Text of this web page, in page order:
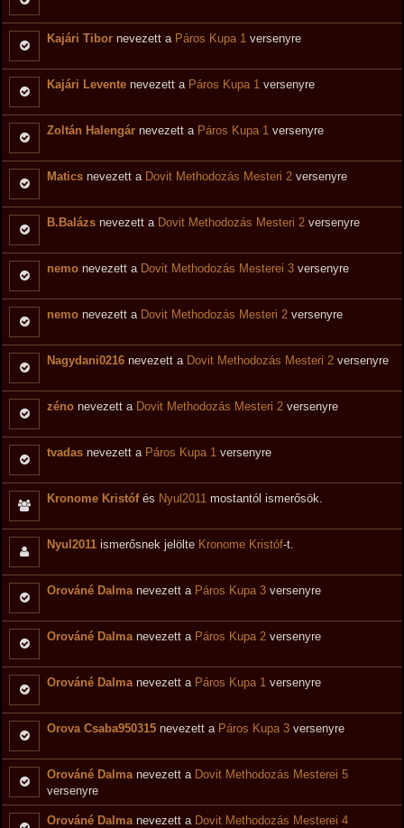
Kajári Tibor nevezett a Páros Kupa 1 versenyre
Kajári Levente nevezett a Páros Kupa 1 versenyre
Zoltán Halengár nevezett a Páros Kupa 1 versenyre
Matics nevezett a Dovit Methodozás Mesteri 2 versenyre
B.Balázs nevezett a Dovit Methodozás Mesteri 2 versenyre
nemo nevezett a Dovit Methodozás Mesterei 3 versenyre
nemo nevezett a Dovit Methodozás Mesteri 2 versenyre
Nagydani0216 nevezett a Dovit Methodozás Mesteri 2 versenyre
zéno nevezett a Dovit Methodozás Mesteri 2 versenyre
tvadas nevezett a Páros Kupa 1 versenyre
Kronome Kristófés Nyul2011 mostantól ismerősök.
Nyul2011 ismerősnek jelölte Kronome Kristóf-t.
Orováné Dalma nevezett a Páros Kupa 3 versenyre
Orováné Dalma nevezett a Páros Kupa 2 versenyre
Orováné Dalma nevezett a Páros Kupa 1 versenyre
Orova Csaba950315 nevezett a Páros Kupa 3 versenyre
Orováné Dalma nevezett a Dovit Methodozás Mesterei 5
versenyre
Orováné Dalma nevezett a Dovit Methodozás Mesterei 4